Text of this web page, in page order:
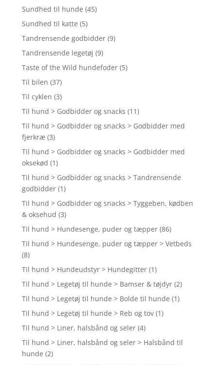
Sundhed til hunde (45)
Sundhed til katte (5)
Tandrensende godbidder (9)
Tandrensende legetøj (9)
Taste of the Wild hundefoder (5)
Til bilen (37)
Til cyklen (3)
Til hund > Godbidder og snacks (11)
Til hund > Godbidder og snacks > Godbidder med
fjerkræ (3)
Til hund > Godbidder og snacks > Godbidder med
oksekød (1)
Til hund > Godbidder og snacks > Tandrensende
godbidder (1)
Til hund > Godbidder og snacks > Tyggeben, kødben
& oksehud (3)
Til hund > Hundesenge, puder og tæpper (86)
Til hund > Hundesenge, puder og tæpper > Vetbeds
(8)
Til hund > Hundeudstyr > Hundegitter (1)
Til hund > Legetøj til hunde > Bamser & tøjdyr (2)
Til hund > Legetøj til hunde > Bolde til hunde (1)
Til hund > Legetøj til hunde > Reb og tov (1)
Til hund > Liner, halsbånd og seler (4)
Til hund > Liner, halsbånd og seler > Halsbånd til
hunde (2)